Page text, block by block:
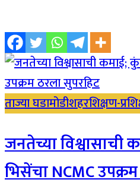
ताज्या घडामोडीशहरशिक्षण-
जनतेच्या विश्वासाची
भिसेंचा NCMC